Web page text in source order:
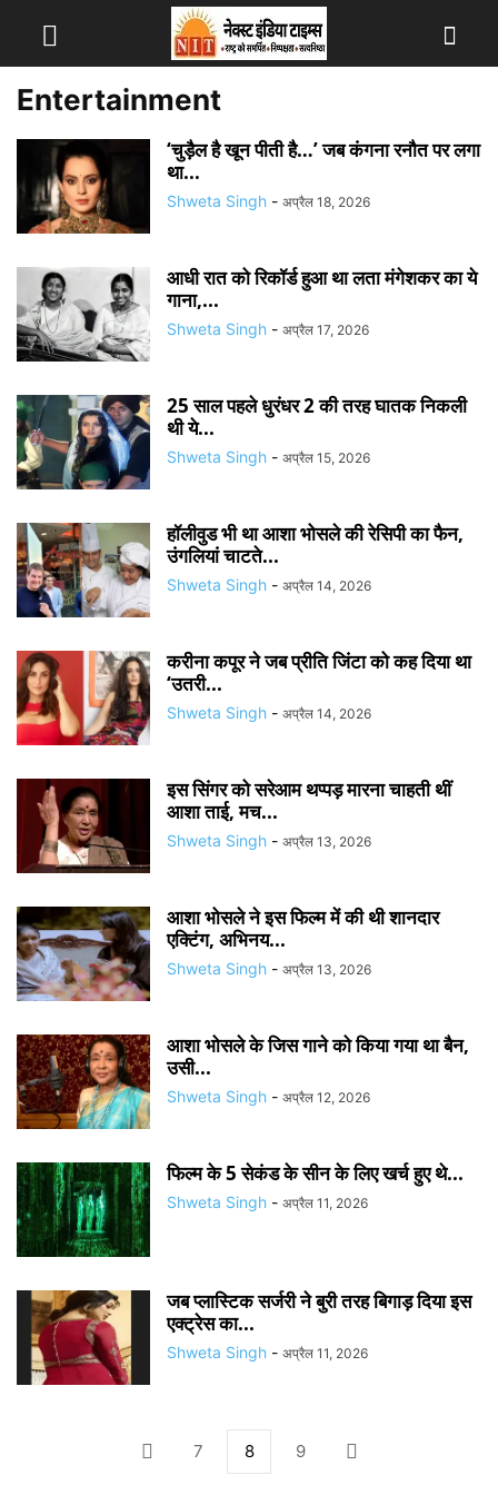
Entertainment
‘चुड़ैल है खून पीती है…’ जब कंगना रनौत पर लगा
था...
Shweta Singh - अप्रैल 18, 2026
आधी रात को रिकॉर्ड हुआ था लता मंगेशकर का ये
गाना,...
Shweta Singh - अप्रैल 17, 2026
25 साल पहले धुरंधर 2 की तरह घातक निकली
थी ये...
Shweta Singh - अप्रैल 15, 2026
हॉलीवुड भी था आशा भोसले की रेसिपी का फैन,
उंगलियां चाटते...
Shweta Singh - अप्रैल 14, 2026
करीना कपूर ने जब प्रीति जिंटा को कह दिया था
‘उतरी...
Shweta Singh - अप्रैल 14, 2026
इस सिंगर को सरेआम थप्पड़ मारना चाहती थीं
आशा ताई, मच...
Shweta Singh - अप्रैल 13, 2026
आशा भोसले ने इस फिल्म में की थी शानदार
एक्टिंग, अभिनय...
Shweta Singh - अप्रैल 13, 2026
आशा भोसले के जिस गाने को किया गया था बैन,
उसी...
Shweta Singh - अप्रैल 12, 2026
फिल्म के 5 सेकंड के सीन के लिए खर्च हुए थे...
Shweta Singh - अप्रैल 11, 2026
जब प्लास्टिक सर्जरी ने बुरी तरह बिगाड़ दिया इस
एक्ट्रेस का...
Shweta Singh - अप्रैल 11, 2026
7 8 9